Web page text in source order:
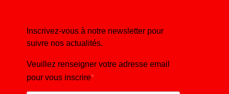
Inscrivez-vous à notre newsletter pour
suivre nos actualités.
Veuillez renseigner votre adresse email
pour vous inscrire